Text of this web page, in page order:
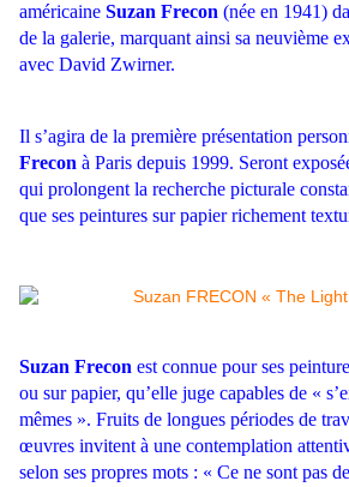
américaine Suzan Frecon (née en 1941)
de la galerie, marquant ainsi sa neuvième
avec David Zwirner.
Il s’agira de la première présentation
Frecon à Paris depuis 1999. Seront
qui prolongent la recherche picturale
que ses peintures sur papier richement
Suzan Frecon est connue pour ses
ou sur papier, qu’elle juge capables de «
mêmes ». Fruits de longues périodes de
œuvres invitent à une contemplation
selon ses propres mots : « Ce ne sont pas